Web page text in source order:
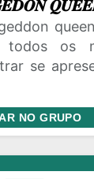
todos os
se
NO GRUPO